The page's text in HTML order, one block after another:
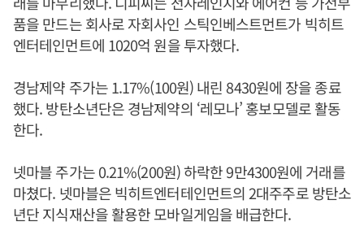
품을 만드는 회사로 자회사인 스틱인베스트먼트가 빅히트
엔터테인먼트에 1020억 원을 투자했다.
경남제약 주가는 1.17%(100원) 내린 8430원에 장을 종료
했다. 방탄소년단은 경남제약의 ‘레모나’ 홍보모델로 활동
한다.
넷마블 주가는 0.21%(200원) 하락한 9만4300원에 거래를
마쳤다. 넷마블은 빅히트엔터테인먼트의 2대주주로 방탄소
년단 지식재산을 활용한 모바일게임을 배급한다.